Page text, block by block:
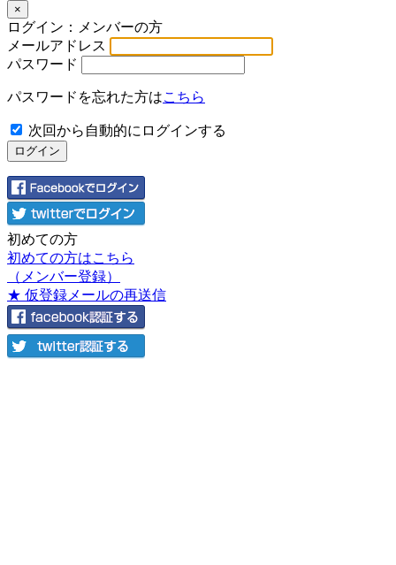
×
ログイン：メンバーの方
メールアドレス
パスワード
パスワードを忘れた方はこちら
次回から自動的にログインする
初めての方
初めての方はこちら
（メンバー登録）
★ 仮登録メールの再送信